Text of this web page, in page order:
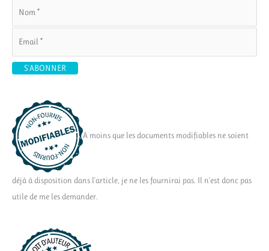
A moins que les documents modifiables ne soient
déjà à disposition dans l'article, je ne les fournirai pas. Il n'est donc pas
utile de me les demander.